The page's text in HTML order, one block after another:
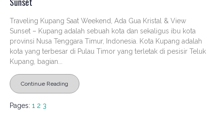
Traveling Kupang Saat Weekend, Ada Gua Kristal & View
Sunset – Kupang adalah sebuah kota dan sekaligus ibu kota
provinsi Nusa Tenggara Timur, Indonesia. Kota Kupang adalah
kota yang terbesar di Pulau Timor yang terletak di pesisir Teluk
Kupang, bagian...
Continue Reading
Pages: 1 2 3